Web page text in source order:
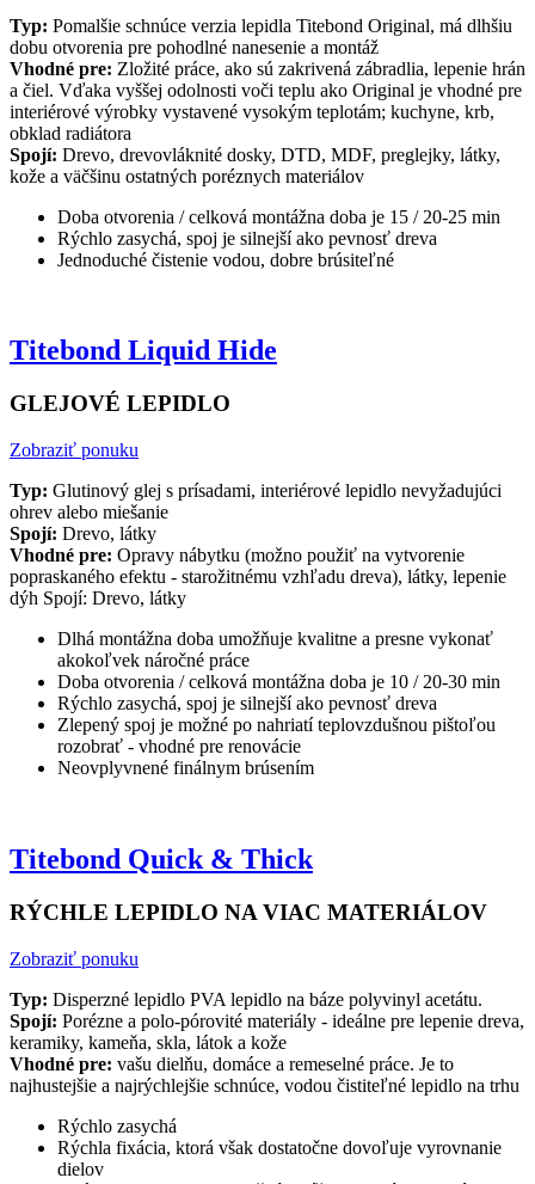
Typ: Pomalšie schnúce verzia lepidla Titebond Original, má dlhšiu
dobu otvorenia pre pohodlné nanesenie a montáž
Vhodné pre: Zložité práce, ako sú zakrivená zábradlia, lepenie hrán
a čiel. Vďaka vyššej odolnosti voči teplu ako Original je vhodné pre
interiérové výrobky vystavené vysokým teplotám; kuchyne, krb,
obklad radiátora
Spojí: Drevo, drevovláknité dosky, DTD, MDF, preglejky, látky,
kože a väčšinu ostatných poréznych materiálov
Doba otvorenia / celková montážna doba je 15 / 20-25 min
Rýchlo zasychá, spoj je silnejší ako pevnosť dreva
Jednoduché čistenie vodou, dobre brúsiteľné
Titebond Liquid Hide
GLEJOVÉ LEPIDLO
Zobraziť ponuku
Typ: Glutinový glej s prísadami, interiérové lepidlo nevyžadujúci
ohrev alebo miešanie
Spojí: Drevo, látky
Vhodné pre: Opravy nábytku (možno použiť na vytvorenie
popraskaného efektu - starožitnému vzhľadu dreva), látky, lepenie
dýh Spojí: Drevo, látky
Dlhá montážna doba umožňuje kvalitne a presne vykonať
akokoľvek náročné práce
Doba otvorenia / celková montážna doba je 10 / 20-30 min
Rýchlo zasychá, spoj je silnejší ako pevnosť dreva
Zlepený spoj je možné po nahriatí teplovzdušnou pištoľou
rozobrať - vhodné pre renovácie
Neovplyvnené finálnym brúsením
Titebond Quick & Thick
RÝCHLE LEPIDLO NA VIAC MATERIÁLOV
Zobraziť ponuku
Typ: Disperzné lepidlo PVA lepidlo na báze polyvinyl acetátu.
Spojí: Porézne a polo-pórovité materiály - ideálne pre lepenie dreva,
keramiky, kameňa, skla, látok a kože
Vhodné pre: vašu dielňu, domáce a remeselné práce. Je to
najhustejšie a najrýchlejšie schnúce, vodou čistiteľné lepidlo na trhu
Rýchlo zasychá
Rýchla fixácia, ktorá však dostatočne dovoľuje vyrovnanie
dielov